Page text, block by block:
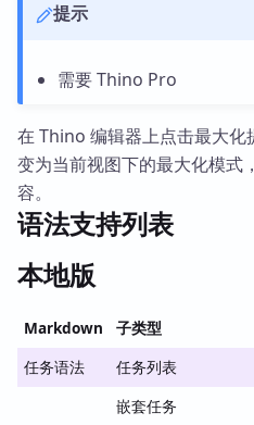
提示
需要 Thino Pro
在 Thino 编辑器上点击最大
变为当前视图下的最大化模式
容。
语法支持列表
本地版
Markdown 子类型
任务语法 任务列表
嵌套任务